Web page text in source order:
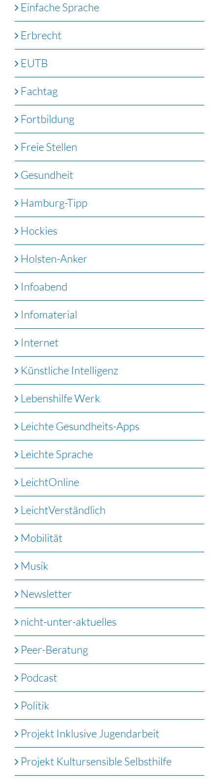
Einfache Sprache
Erbrecht
EUTB
Fachtag
Fortbildung
Freie Stellen
Gesundheit
Hamburg-Tipp
Hockies
Holsten-Anker
Infoabend
Infomaterial
Internet
Künstliche Intelligenz
Lebenshilfe Werk
Leichte Gesundheits-Apps
Leichte Sprache
LeichtOnline
LeichtVerständlich
Mobilität
Musik
Newsletter
nicht-unter-aktuelles
Peer-Beratung
Podcast
Politik
Projekt Inklusive Jugendarbeit
Projekt Kultursensible Selbsthilfe